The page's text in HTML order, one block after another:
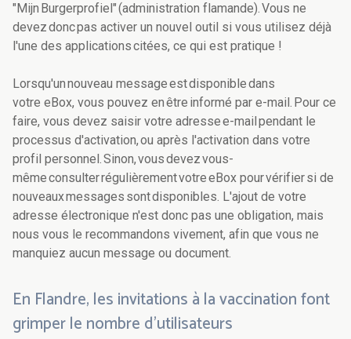
"Mijn Burgerprofiel" (administration flamande). Vous ne
devez donc pas activer un nouvel outil si vous utilisez déjà
l'une des applications citées, ce qui est pratique !
Lorsqu'un nouveau message est disponible dans
votre eBox, vous pouvez en être informé par e-mail. Pour ce
faire, vous devez saisir votre adresse e-mail pendant le
processus d'activation, ou après l'activation dans votre
profil personnel. Sinon, vous devez vous-
même consulter régulièrement votre eBox pour vérifier si de
nouveaux messages sont disponibles. L'ajout de votre
adresse électronique n'est donc pas une obligation, mais
nous vous le recommandons vivement, afin que vous ne
manquiez aucun message ou document.
En Flandre, les invitations à la vaccination font
grimper le nombre d’utilisateurs